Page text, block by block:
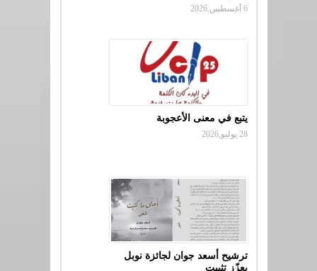
6 أغسطس,2026
يتبع في معنى الأعجوبة
28 يوليو,2026
ترشيح أسعد جوان لجائزة نوبل
يعزّز تثبيت